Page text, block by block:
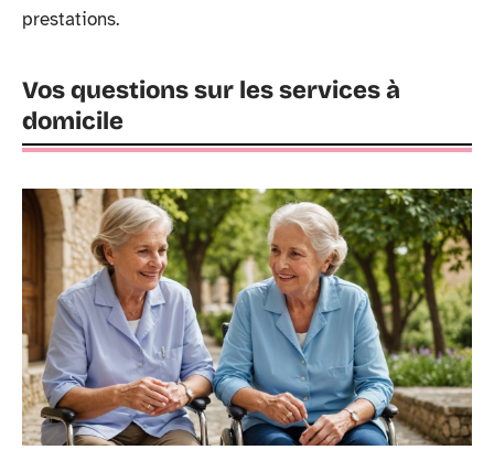
prestations.
Vos questions sur les services à
domicile